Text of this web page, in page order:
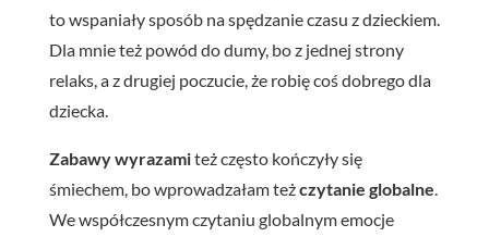
to wspaniały sposób na spędzanie czasu z dzieckiem.
Dla mnie też powód do dumy, bo z jednej strony
relaks, a z drugiej poczucie, że robię coś dobrego dla
dziecka.
Zabawy wyrazamiteż często kończyły się
śmiechem, bo wprowadzałam teżczytanie globalne
We współczesnym czytaniu globalnym emocje